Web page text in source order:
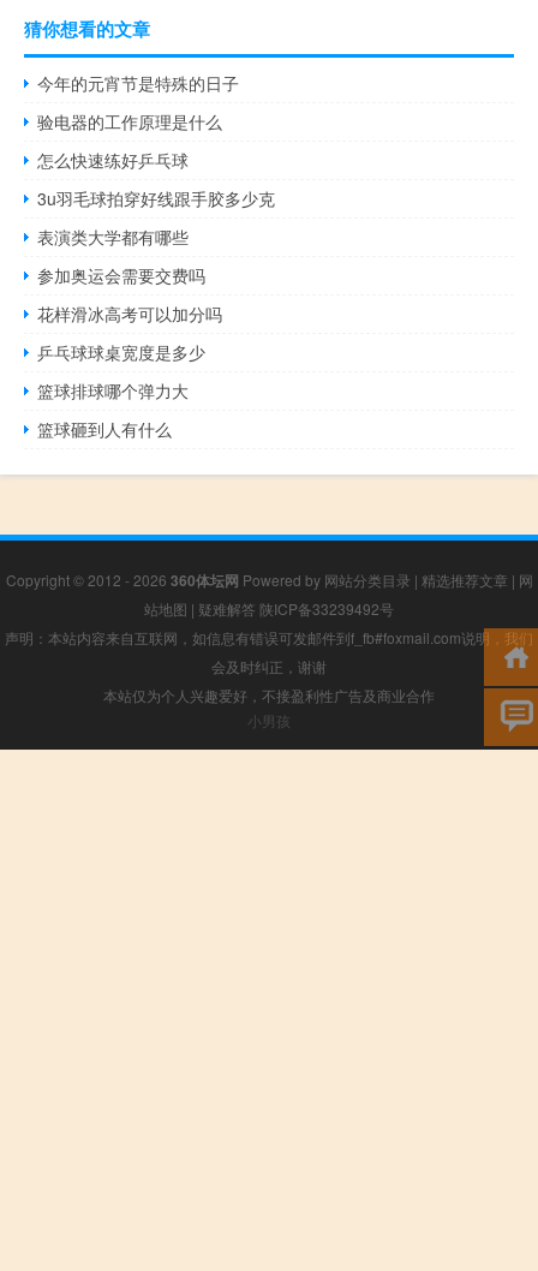
猜你想看的文章
今年的元宵节是特殊的日子
验电器的工作原理是什么
怎么快速练好乒乓球
3u羽毛球拍穿好线跟手胶多少克
表演类大学都有哪些
参加奥运会需要交费吗
花样滑冰高考可以加分吗
乒乓球球桌宽度是多少
篮球排球哪个弹力大
篮球砸到人有什么
Copyright © 2012 - 2026 360体坛网 Powered by 网站分类目录 | 精选推荐文章 | 网
站地图 | 疑难解答 陕ICP备33239492号
声明：本站内容来自互联网，如信息有错误可发邮件到f_fb#foxmail.com说明，我们
会及时纠正，谢谢
本站仅为个人兴趣爱好，不接盈利性广告及商业合作
小男孩